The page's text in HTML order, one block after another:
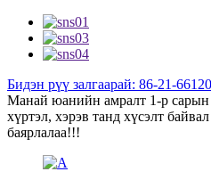
Бидэн рүү залгаарай: 86-21-
Манай юанийн амралт 1-р сарын
хүртэл, хэрэв танд хүсэлт
баярлалаа!!!